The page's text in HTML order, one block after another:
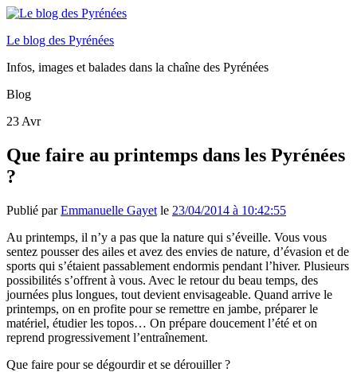
Le blog des Pyrénées
Infos, images et balades dans la chaîne des Pyrénées
Blog
23 Avr
Que faire au printemps dans les Pyrénées
?
Publié parEmmanuelle Gayet le 23/04/2014 à 10:42:55
Au printemps, il n’y a pas que la nature qui s’éveille. Vous vous
sentez pousser des ailes et avez des envies de nature, d’évasion et de
sports qui s’étaient passablement endormis pendant l’hiver. Plusieurs
possibilités s’offrent à vous. Avec le retour du beau temps, des
journées plus longues, tout devient envisageable. Quand arrive le
printemps, on en profite pour se remettre en jambe, préparer le
matériel, étudier les topos… On prépare doucement l’été et on
reprend progressivement l’entraînement.
Que faire pour se dégourdir et se dérouiller ?